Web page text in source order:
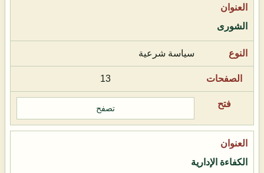
الشورى
سياسة شرعية
13
تصفح
الكفاءة الإدارية